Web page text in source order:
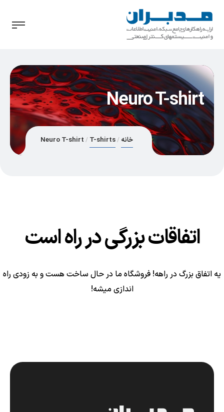
Neuro T-shirt
خانه T-shirts
Neuro T-shirt
اتفاقات بزرگی در راه است
یه اتفاق بزرگ در راهه! فروشگاه ما در حال ساخت هست و به زودی راه
اندازی میشه!